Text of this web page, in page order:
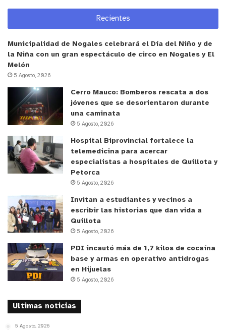
Recientes
Municipalidad de Nogales celebrará el Día del Niño y de
la Niña con un gran espectáculo de circo en Nogales y El
Melón
5 Agosto, 2026
Cerro Mauco: Bomberos rescata a dos
jóvenes que se desorientaron durante
una caminata
5 Agosto, 2026
Hospital Biprovincial fortalece la
telemedicina para acercar
especialistas a hospitales de Quillota y
Petorca
5 Agosto, 2026
Invitan a estudiantes y vecinos a
escribir las historias que dan vida a
Quillota
5 Agosto, 2026
PDI incautó más de 1,7 kilos de cocaína
base y armas en operativo antidrogas
en Hijuelas
5 Agosto, 2026
Ultimas noticias
5 Agosto, 2026